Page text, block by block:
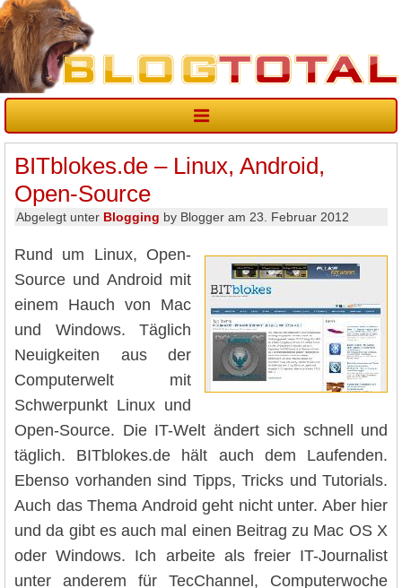
BITblokes.de – Linux, Android,
Open-Source
Abgelegt unter Blogging by Blogger am 23. Februar 2012
Rund um Linux, Open-
Source und Android mit
einem Hauch von Mac
und Windows. Täglich
Neuigkeiten aus der
Computerwelt mit
Schwerpunkt Linux und
Open-Source. Die IT-Welt ändert sich schnell und
täglich. BITblokes.de hält auch dem Laufenden.
Ebenso vorhanden sind Tipps, Tricks und Tutorials.
Auch das Thema Android geht nicht unter. Aber hier
und da gibt es auch mal einen Beitrag zu Mac OS X
oder Windows. Ich arbeite als freier IT-Journalist
unter anderem für TecChannel, Computerwoche